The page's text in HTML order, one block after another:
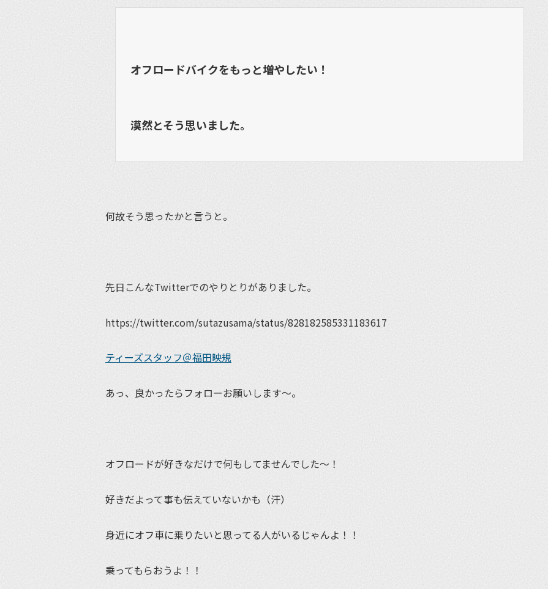
オフロードバイクをもっと増やしたい！
漠然とそう思いました。
何故そう思ったかと言うと。
先日こんなTwitterでのやりとりがありました。
https://twitter.com/sutazusama/status/828182585331183617
ティーズスタッフ＠福田映規
あっ、良かったらフォローお願いします～。
オフロードが好きなだけで何もしてませんでした～！
好きだよって事も伝えていないかも（汗）
身近にオフ車に乗りたいと思ってる人がいるじゃんよ！！
乗ってもらおうよ！！